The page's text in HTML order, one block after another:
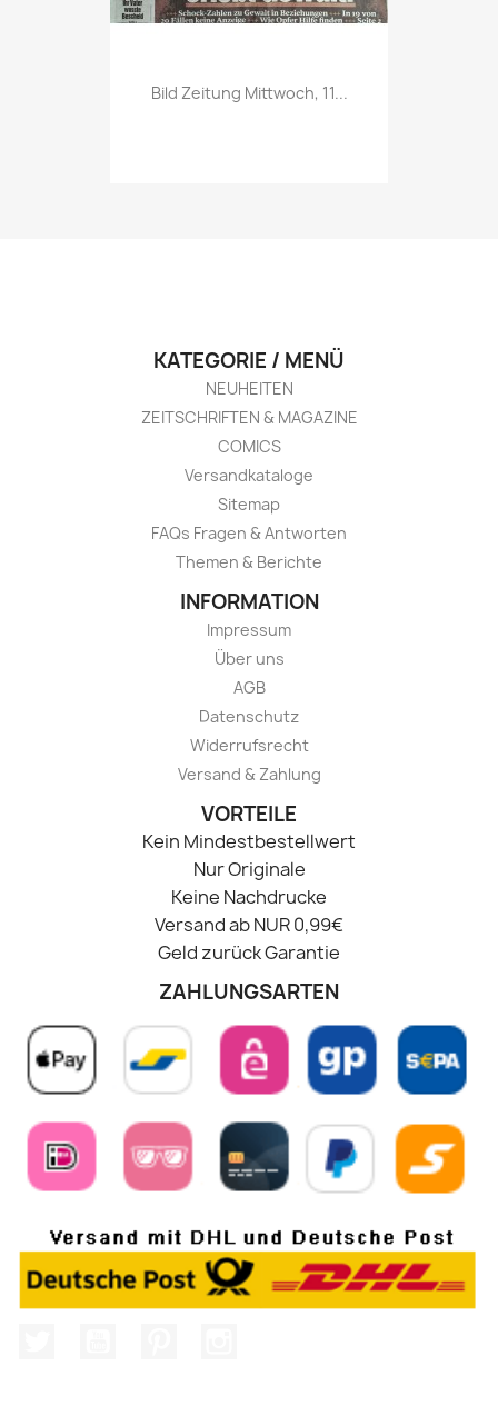
Vorschau
Bild Zeitung Mittwoch, 11...
KATEGORIE / MENÜ
NEUHEITEN
ZEITSCHRIFTEN & MAGAZINE
COMICS
Versandkataloge
Sitemap
FAQs Fragen & Antworten
Themen & Berichte
INFORMATION
Impressum
Über uns
AGB
Datenschutz
Widerrufsrecht
Versand & Zahlung
VORTEILE
Kein Mindestbestellwert
Nur Originale
Keine Nachdrucke
Versand ab NUR 0,99€
Geld zurück Garantie
ZAHLUNGSARTEN